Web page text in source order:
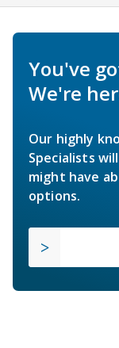
You've
We're
Our highly
Specialists
might have
options.